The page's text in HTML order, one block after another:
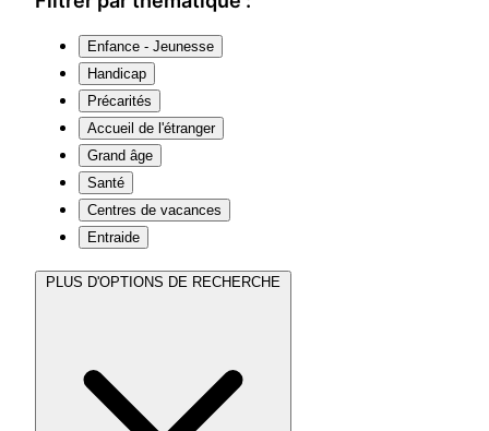
Enfance - Jeunesse
Handicap
Précarités
Accueil de l'étranger
Grand âge
Santé
Centres de vacances
Entraide
PLUS D'OPTIONS DE RECHERCHE